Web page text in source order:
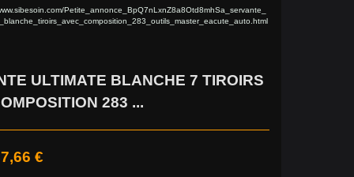
Petite_annonce_BpQ7nLxnZ8a8Otd8mhSa_servante_
ULTIMATE BLANCHE 7 TIROIRS
283 ...
€